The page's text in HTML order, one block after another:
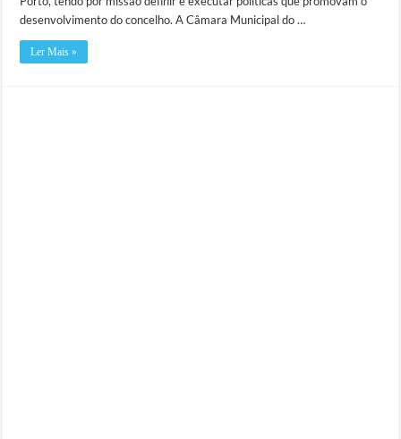
desenvolvimento do concelho. A Câmara Municipal do …
Ler Mais »